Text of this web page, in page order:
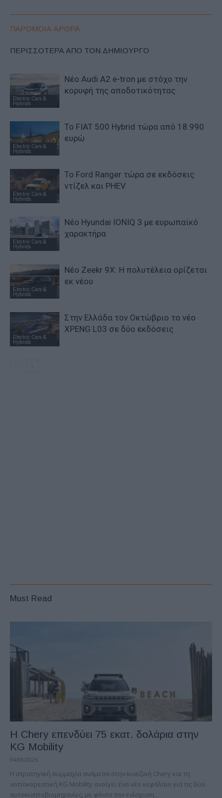
ΠΑΡΟΜΟΙΑ ΑΡΘΡΑ
ΠΕΡΙΣΣΟΤΕΡΑ ΑΠΟ ΤΟΝ ΔΗΜΙΟΥΡΓΟ
Electric Cars &
Hybrids
Νέο Audi A2 e-tron με στόχο την
κορυφή της αποδοτικότητας
Electric Cars &
Hybrids
Το FIAT 500 Hybrid τώρα από 18.990
ευρώ
Electric Cars &
Hybrids
Το Ford Ranger τώρα σε εκδόσεις
ντίζελ και PHEV
Electric Cars &
Hybrids
Νέο Hyundai IONIQ 3 με ευρωπαϊκό
χαρακτήρα
Electric Cars &
Hybrids
Νέο Zeekr 9X: Η πολυτέλεια ορίζεται
εκ νέου
Electric Cars &
Hybrids
Στην Ελλάδα τον Οκτώβριο το νέο
XPENG L03 σε δύο εκδόσεις
Must Read
Η Chery επενδύει 75 εκατ. δολάρια στην
KG Mobility
04/08/2026
H στρατηγική συμμαχία ανάμεσα στην κινεζική Chery και τη
νοτιοκορεατική KG Mobility ανοίγει ένα νέο κεφάλαιο για τις δύο
αυτοκινητοβιομηχανίες, με φόντο την ενίσχυση...